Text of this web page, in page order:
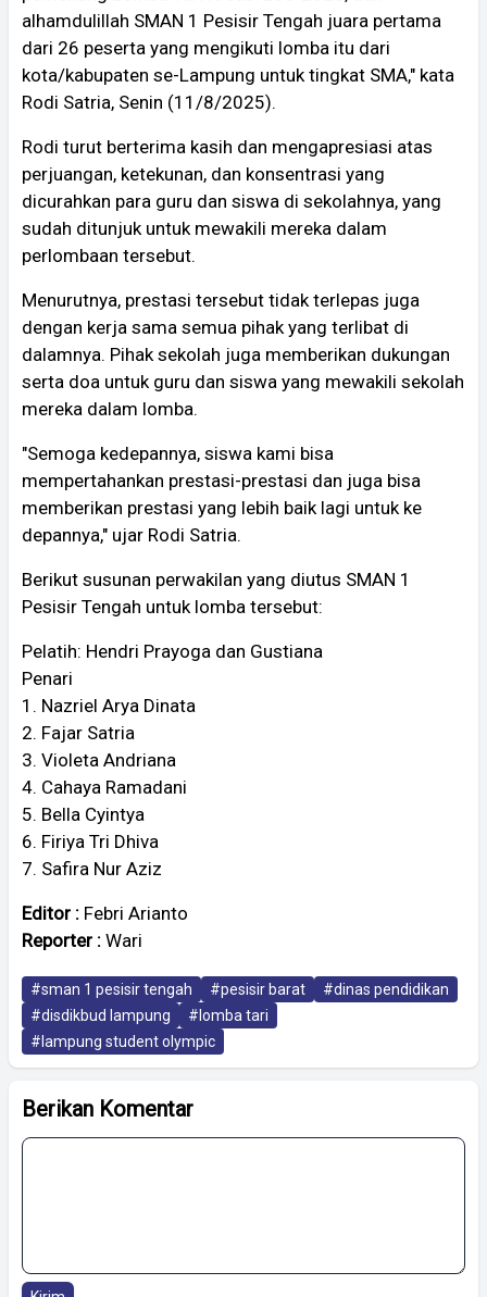
alhamdulillah SMAN 1 Pesisir Tengah juara pertama
dari 26 peserta yang mengikuti lomba itu dari
kota/kabupaten se-Lampung untuk tingkat SMA," kata
Rodi Satria, Senin (11/8/2025).
Rodi turut berterima kasih dan mengapresiasi atas
perjuangan, ketekunan, dan konsentrasi yang
dicurahkan para guru dan siswa di sekolahnya, yang
sudah ditunjuk untuk mewakili mereka dalam
perlombaan tersebut.
Menurutnya, prestasi tersebut tidak terlepas juga
dengan kerja sama semua pihak yang terlibat di
dalamnya. Pihak sekolah juga memberikan dukungan
serta doa untuk guru dan siswa yang mewakili sekolah
mereka dalam lomba.
"Semoga kedepannya, siswa kami bisa
mempertahankan prestasi-prestasi dan juga bisa
memberikan prestasi yang lebih baik lagi untuk ke
depannya," ujar Rodi Satria.
Berikut susunan perwakilan yang diutus SMAN 1
Pesisir Tengah untuk lomba tersebut:
Pelatih: Hendri Prayoga dan Gustiana
Penari
1. Nazriel Arya Dinata
2. Fajar Satria
3. Violeta Andriana
4. Cahaya Ramadani
5. Bella Cyintya
6. Firiya Tri Dhiva
7. Safira Nur Aziz
Editor : Febri Arianto
Reporter : Wari
#sman 1 pesisir tengah #pesisir barat
#dinas pendidikan
#disdikbud lampung
#lomba tari
#lampung student olympic
Berikan Komentar